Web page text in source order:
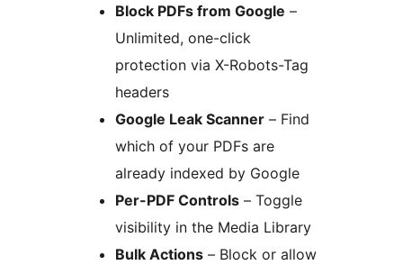
Block PDFs from Google –
Unlimited, one-click
protection via X-Robots-Tag
headers
Google Leak Scanner – Find
which of your PDFs are
already indexed by Google
Per-PDF Controls – Toggle
visibility in the Media Library
Bulk Actions – Block or allow